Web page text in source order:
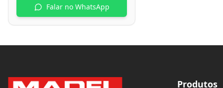
Falar no WhatsApp
Produtos